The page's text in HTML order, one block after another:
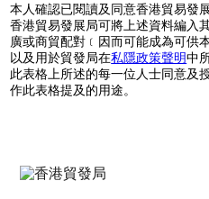
本人確認已閱讀及同意香港貿易發
香港貿易發展局可將上述資料編入
廣或商貿配對﹝因而可能成為可供
以及用於貿發局在私隱政策聲明中
此表格上所述的每一位人士同意及
作此表格提及的用途。